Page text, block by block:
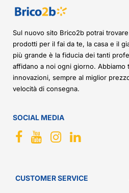
Sul nuovo sito Brico2b potrai
prodotti per il fai da te, la casa e il
più grande è la fiducia dei tanti
affidano a noi ogni giorno. Abbiamo
innovazioni, sempre al miglior
velocità di consegna.
SOCIAL MEDIA
CUSTOMER SERVICE